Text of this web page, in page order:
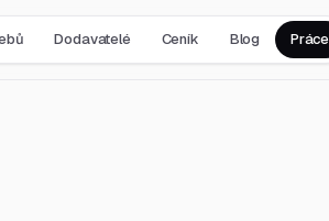
Dodavatelé Ceník Blog Práce